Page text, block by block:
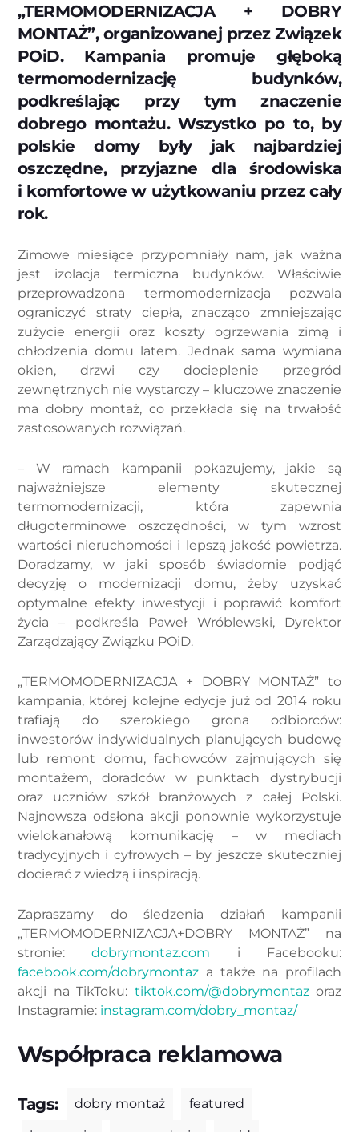
„TERMOMODERNIZACJA + DOBRY
MONTAŻ”, organizowanej przez Związek
POiD. Kampania promuje głęboką
termomodernizację budynków,
podkreślając przy tym znaczenie
dobrego montażu. Wszystko po to, by
polskie domy były jak najbardziej
oszczędne, przyjazne dla środowiska
i komfortowe w użytkowaniu przez cały
rok.
Zimowe miesiące przypomniały nam, jak ważna
jest izolacja termiczna budynków. Właściwie
przeprowadzona termomodernizacja pozwala
ograniczyć straty ciepła, znacząco zmniejszając
zużycie energii oraz koszty ogrzewania zimą i
chłodzenia domu latem. Jednak sama wymiana
okien, drzwi czy docieplenie przegród
zewnętrznych nie wystarczy – kluczowe znaczenie
ma dobry montaż, co przekłada się na trwałość
zastosowanych rozwiązań.
– W ramach kampanii pokazujemy, jakie są
najważniejsze elementy skutecznej
termomodernizacji, która zapewnia
długoterminowe oszczędności, w tym wzrost
wartości nieruchomości i lepszą jakość powietrza.
Doradzamy, w jaki sposób świadomie podjąć
decyzję o modernizacji domu, żeby uzyskać
optymalne efekty inwestycji i poprawić komfort
życia – podkreśla Paweł Wróblewski, Dyrektor
Zarządzający Związku POiD.
„TERMOMODERNIZACJA + DOBRY MONTAŻ” to
kampania, której kolejne edycje już od 2014 roku
trafiają do szerokiego grona odbiorców:
inwestorów indywidualnych planujących budowę
lub remont domu, fachowców zajmujących się
montażem, doradców w punktach dystrybucji
oraz uczniów szkół branżowych z całej Polski.
Najnowsza odsłona akcji ponownie wykorzystuje
wielokanałową komunikację – w mediach
tradycyjnych i cyfrowych – by jeszcze skuteczniej
docierać z wiedzą i inspiracją.
Zapraszamy do śledzenia działań kampanii
„TERMOMODERNIZACJA+DOBRY MONTAŻ” na
stronie:dobrymontaz.com i Facebooku:
facebook.com/dobrymontaz a także na profilach
akcji na TikToku: tiktok.com/@dobrymontazoraz
Instagramie: instagram.com/dobry_montaz/
Współpraca reklamowa
Tags: dobry montaż featured